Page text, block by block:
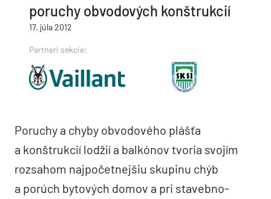
poruchy obvodových konštrukcií
17. júla 2012
Partneri sekcie:
Poruchy a chyby obvodového plášťa
a konštrukcií lodžií a balkónov tvoria svojím
rozsahom najpočetnejšiu skupinu chýb
a porúch bytových domov a pri stavebno-